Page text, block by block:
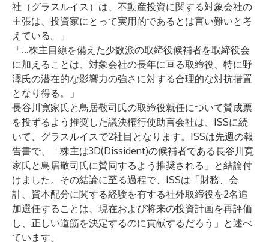
社（グラスルイス）は、不動産投資に関する対象会社の
主張は、投資家にとって実用的であるとは言い難いと考
えている。」
「…株主目線を備えた少数派の取締役候補者を取締役会
に加えることは、対象会社の長年に亘る取締役、特に野
澤氏の潜在的な影響力の強さに対する合理的な対抗措置
となり得る。」
長谷川寛家氏と鳥居敬司氏の取締役就任について賛成票
を投ずるよう推奨した議決権行使助言会社は、ISSに続
いて、グラスルイスで2社目となります。ISSは先週の報
告書で、「株主は3D(Dissident)の候補者である長谷川寛
家氏と鳥居敬司氏に賛同するよう推奨される」と結論付
けました。その結論に至る過程で、ISSは「財務、会
計、資本配分に関する経験を有する社外取締役を2名追
加選任することは、現在および将来の投資計画を再評価
し、正しい道筋を決定するのに貢献するだろう」と述べ
ています。